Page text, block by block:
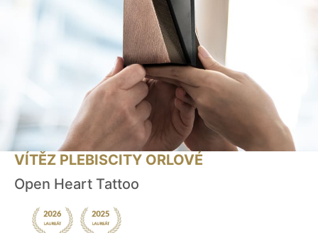
VÍTĚZ PLEBISCITY ORLOVÉ
Open Heart Tattoo